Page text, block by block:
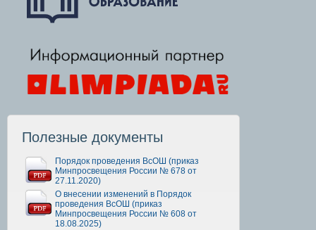
Полезные документы
Порядок проведения ВсОШ (приказ
Минпросвещения России № 678 от
27.11.2020)
О внесении изменений в Порядок
проведения ВсОШ (приказ
Минпросвещения России № 608 от
18.08.2025)